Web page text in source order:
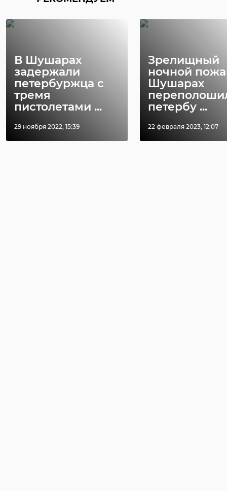
В Шушарах
задержали
петербуржца с
тремя
пистолетами ...
29 ноября 2022, 15:39
Зрелищный
ночной
Шушарах
петербу ...
22 февраля 2023, 12:07